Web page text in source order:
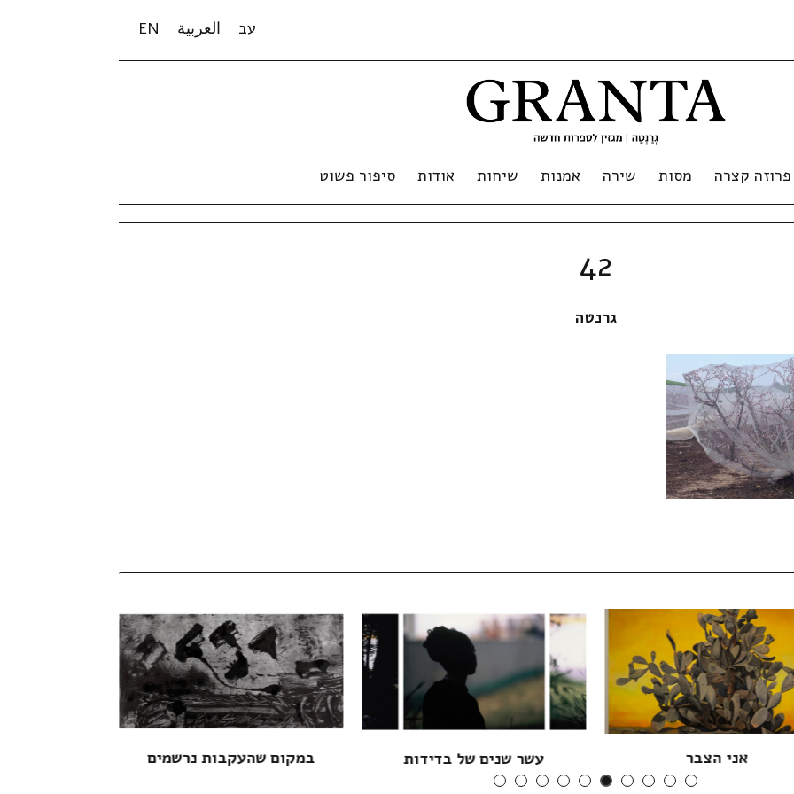
עב العربية EN
פרוזה קצרה מסות שירה אמנות שיחות אודות סיפור פשוט
42
גרנטה
במקום שהעקבות נרשמים עשר שנים של בדידות אני הצבר